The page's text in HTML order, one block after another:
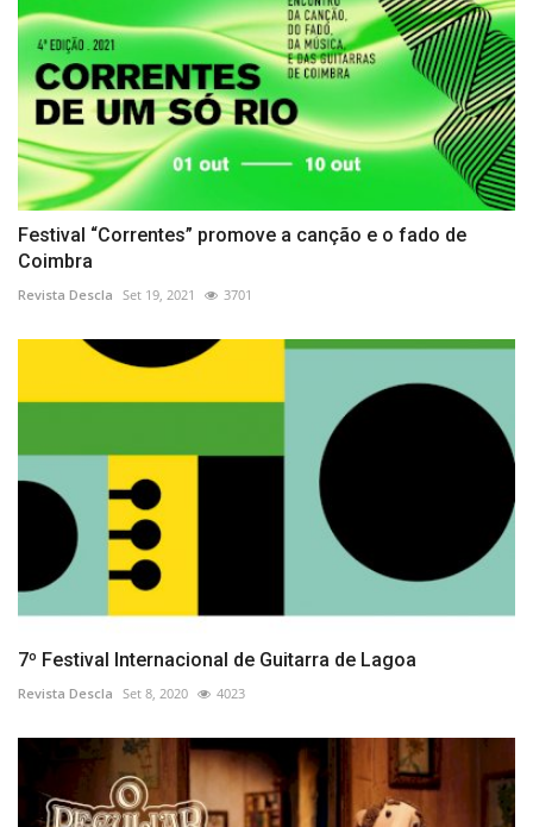
Festival “Correntes” promove a canção e o fado de
Coimbra
Revista Descla Set 19, 2021 3701
7º Festival Internacional de Guitarra de Lagoa
Revista Descla Set 8, 2020 4023